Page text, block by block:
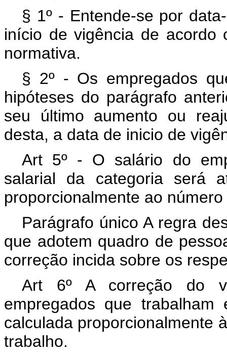
§ 1º - Entende-se por
início de vigência de acordo
normativa.
§ 2º - Os empregados
hipóteses do parágrafo
seu último aumento ou
desta, a data de inicio de
Art 5º - O salário do
salarial da categoria será
proporcionalmente ao
Parágrafo único A regra
que adotem quadro de
correção incida sobre os
Art 6º A correção do
empregados que
calculada proporcionalmente
trabalho.